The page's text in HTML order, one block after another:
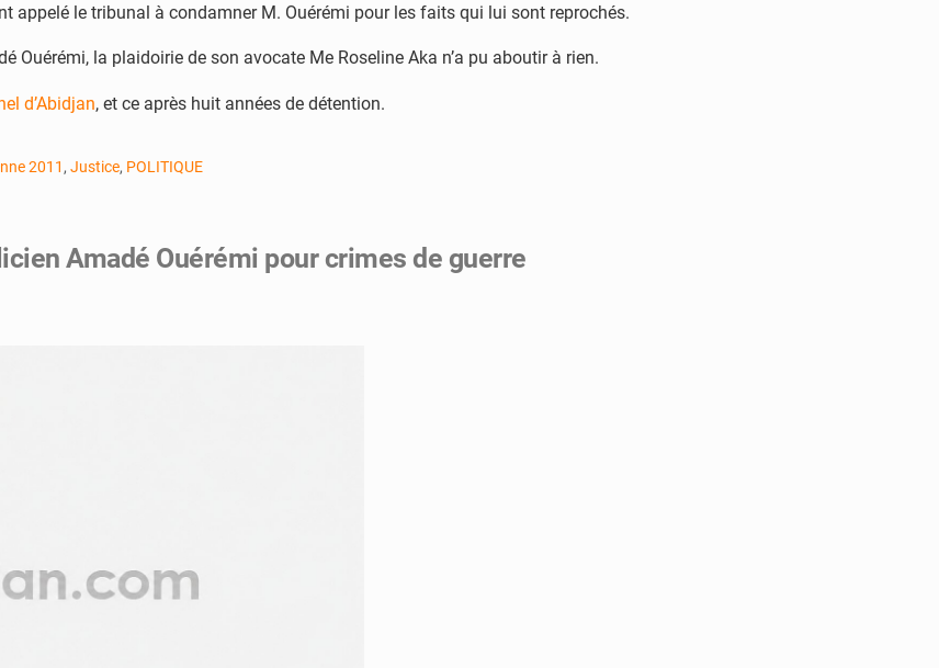
appelé le tribunal à condamner M. Ouérémi pour les faits qui lui sont reprochés.
Ouérémi, la plaidoirie de son avocate Me Roseline Aka n’a pu aboutir à rien.
d’Abidjan, et ce après huit années de détention.
2011 , Justice, POLITIQUE
Amadé Ouérémi pour crimes de guerre